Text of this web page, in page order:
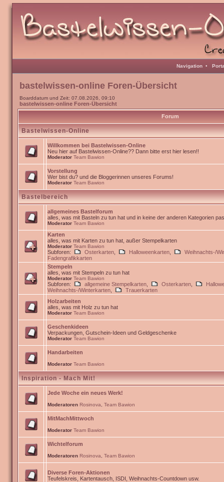
Navigation •
bastelwissen-online Foren-Übersicht
Boarddatum und Zeit: 07.08.2026, 09:10
bastelwissen-online Foren-Übersicht
Forum
Bastelwissen-Online
Willkommen bei Bastelwissen-Online
Neu hier auf Bastelwissen-Online?? Dann bitte erst hier lesen!!
Moderator Team Bawion
Vorstellung
Wer bist du? und die Bloggerinnen unseres Forums!
Moderator Team Bawion
Bastelbereich
allgemeines Bastelforum
alles, was mit Basteln zu tun hat und in keine der anderen Kategorien
Moderator Team Bawion
Karten
alles, was mit Karten zu tun hat, außer Stempelkarten
Moderator Team Bawion
Subforen: Osterkarten Halloweenkarten
Weihnachts-/
Fadengrafikkarten
Stempeln
alles, was mit Stempeln zu tun hat
Moderator Team Bawion
Subforen: allgemeine Stempelkarten Osterkarten
Weihnachts-/Winterkarten
Trauerkarten
Holzarbeiten
alles, was mit Holz zu tun hat
Moderator Team Bawion
Geschenkideen
Verpackungen, Gutschein-Ideen und Geldgeschenke
Moderator Team Bawion
Handarbeiten
Moderator Team Bawion
Inspiration - Mach Mit!
Jede Woche ein neues Werk!
Moderatoren Rosinova Team Bawion
MitMachMittwoch
Moderator Team Bawion
Wichtelforum
Moderatoren Rosinova Team Bawion
Diverse Foren-Aktionen
Teufelskreis, Kartentausch, ISDI, Weihnachts-Countdown usw.